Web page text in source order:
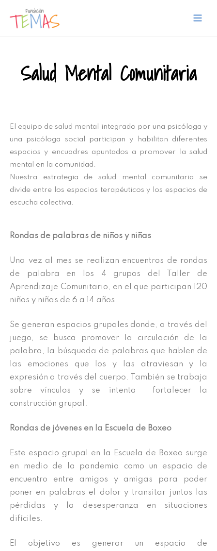
Salud Mental Comunitaria
El equipo de salud mental integrado por una psicóloga y
una psicóloga social participan y habilitan diferentes
espacios y encuadres apuntados a promover la salud
mental en la comunidad.
Nuestra estrategia de salud mental comunitaria se
divide entre los espacios terapéuticos y los espacios de
escucha colectiva.
Rondas de palabras de niños y niñas
Una vez al mes se realizan encuentros de rondas
de palabra en los 4 grupos del Taller de
Aprendizaje Comunitario, en el que participan 120
niños y niñas de 6 a 14 años.
Se generan espacios grupales donde, a través del
juego, se busca promover la circulación de la
palabra, la búsqueda de palabras que hablen de
las emociones que los y las atraviesan y la
expresión a través del cuerpo. También se trabaja
sobre vínculos y se intenta fortalecer la
construcción grupal.
Rondas de jóvenes en la Escuela de Boxeo
Este espacio grupal en la Escuela de Boxeo surge
en medio de la pandemia como un espacio de
encuentro entre amigos y amigas para poder
poner en palabras el dolor y transitar juntos las
pérdidas y la desesperanza en situaciones
difíciles.
El objetivo es generar un espacio de